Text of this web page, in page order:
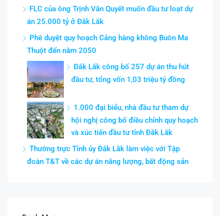
FLC của ông Trịnh Văn Quyết muốn đầu tư loạt dự
án 25.000 tỷ ở Đắk Lắk
Phê duyệt quy hoạch Cảng hàng không Buôn Ma
Thuột đến năm 2050
Đắk Lắk công bố 257 dự án thu hút
đầu tư, tổng vốn 1,03 triệu tỷ đồng
1.000 đại biểu, nhà đầu tư tham dự
hội nghị công bố điều chỉnh quy hoạch
và xúc tiến đầu tư tỉnh Đắk Lắk
Thường trực Tỉnh ủy Đắk Lắk làm việc với Tập
đoàn T&T về các dự án năng lượng, bất động sản